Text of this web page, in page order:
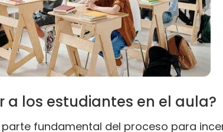
a los estudiantes en el aula?
fundamental del proceso para